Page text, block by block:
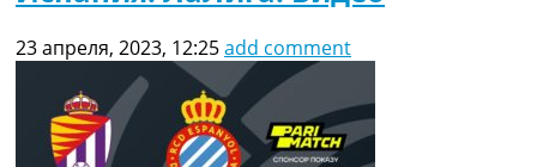
23 апреля, 2023, 12:25add comment